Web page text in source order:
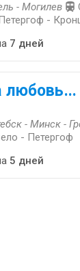
- Могилев
-
7 дней
- Минск -
- Петергоф
5 дней